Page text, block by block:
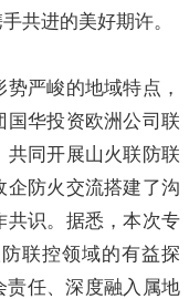
共进的美好期许。
严峻的地域特点，
国华投资欧洲公司联
共同开展山火联防联
企防火交流搭建了沟
共识。据悉，本次专
联控领域的有益探
责任、深度融入属地